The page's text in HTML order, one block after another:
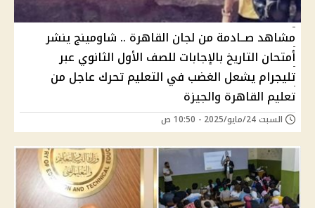
مشاهد صــادمة من لجان القاهرة .. شاومينج ينشر
أمتحان التاريخ بالإجابات للصف الأول الثانوي عبر
تليجرام يشعل الغضب في التعليم تحرك عاجل من
تعليم القاهرة والجيزة
السبت 24/مايو/2025 - 10:50 ص